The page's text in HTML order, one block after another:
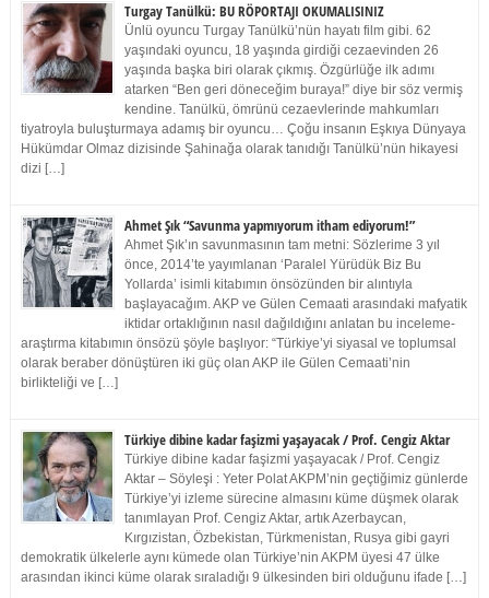
Turgay Tanülkü: BU RÖPORTAJI OKUMALISINIZ
Ünlü oyuncu Turgay Tanülkü’nün hayatı film gibi. 62
yaşındaki oyuncu, 18 yaşında girdiği cezaevinden 26
yaşında başka biri olarak çıkmış. Özgürlüğe ilk adımı
atarken “Ben geri döneceğim buraya!” diye bir söz vermiş
kendine. Tanülkü, ömrünü cezaevlerinde mahkumları
tiyatroyla buluşturmaya adamış bir oyuncu… Çoğu insanın Eşkıya Dünyaya
Hükümdar Olmaz dizisinde Şahinağa olarak tanıdığı Tanülkü’nün hikayesi
dizi […]
Ahmet Şık “Savunma yapmıyorum itham ediyorum!”
Ahmet Şık’ın savunmasının tam metni: Sözlerime 3 yıl
önce, 2014’te yayımlanan ‘Paralel Yürüdük Biz Bu
Yollarda’ isimli kitabımın önsözünden bir alıntıyla
başlayacağım. AKP ve Gülen Cemaati arasındaki mafyatik
iktidar ortaklığının nasıl dağıldığını anlatan bu inceleme-
araştırma kitabımın önsözü şöyle başlıyor: “Türkiye’yi siyasal ve toplumsal
olarak beraber dönüştüren iki güç olan AKP ile Gülen Cemaati’nin
birlikteliği ve […]
Türkiye dibine kadar faşizmi yaşayacak / Prof. Cengiz Aktar
Türkiye dibine kadar faşizmi yaşayacak / Prof. Cengiz
Aktar – Söyleşi : Yeter Polat AKPM’nin geçtiğimiz günlerde
Türkiye’yi izleme sürecine almasını küme düşmek olarak
tanımlayan Prof. Cengiz Aktar, artık Azerbaycan,
Kırgızistan, Özbekistan, Türkmenistan, Rusya gibi gayri
demokratik ülkelerle aynı kümede olan Türkiye’nin AKPM üyesi 47 ülke
arasından ikinci küme olarak sıraladığı 9 ülkesinden biri olduğunu ifade […]